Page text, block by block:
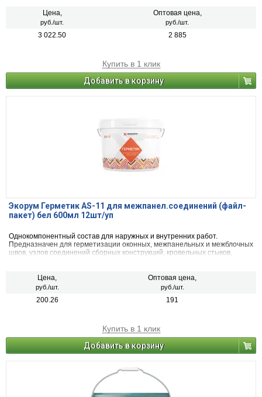
Цена,
руб./шт.
Оптовая цена,
руб./шт.
3 022.50 2 885
Купить в 1 клик
Добавить в корзину
Экорум Герметик AS-11 для межпанел.соединений (файл-
пакет) бел 600мл 12шт/уп
Однокомпонентный состав для наружных и внутренних работ.
Предназначен для герметизации оконных, межпанельных и межблочных
швов, узлов соединений сборных конструкций, кровельных стыков,
при их ремонте.
Цена,
руб./шт.
Оптовая цена,
руб./шт.
200.26 191
Купить в 1 клик
Добавить в корзину